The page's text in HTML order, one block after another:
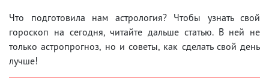
Что подготовила нам астрология? Чтобы узнать свой
гороскоп на сегодня, читайте дальше статью. В ней не
только астропрогноз, но и советы, как сделать свой день
лучше!